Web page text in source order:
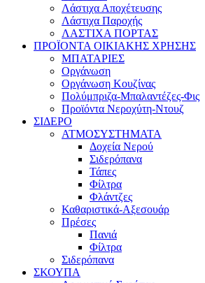
Λάστιχα Αποχέτευσης
Λάστιχα Παροχής
ΛΑΣΤΙΧΑ ΠΟΡΤΑΣ
ΠΡΟΪΟΝΤΑ ΟΙΚΙΑΚΗΣ ΧΡΗΣΗΣ
ΜΠΑΤΑΡΙΕΣ
Οργάνωση
Οργάνωση Κουζίνας
Πολύμπριζα-Μπαλαντέζες-Φις
Προϊόντα Νεροχύτη-Ντουζ
ΣΙΔΕΡΟ
ΑΤΜΟΣΥΣΤΗΜΑΤΑ
Δοχεία Νερού
Σιδερόπανα
Τάπες
Φίλτρα
Φλάντζες
Καθαριστικά-Αξεσουάρ
Πρέσες
Πανιά
Φίλτρα
Σιδερόπανα
ΣΚΟΥΠΑ